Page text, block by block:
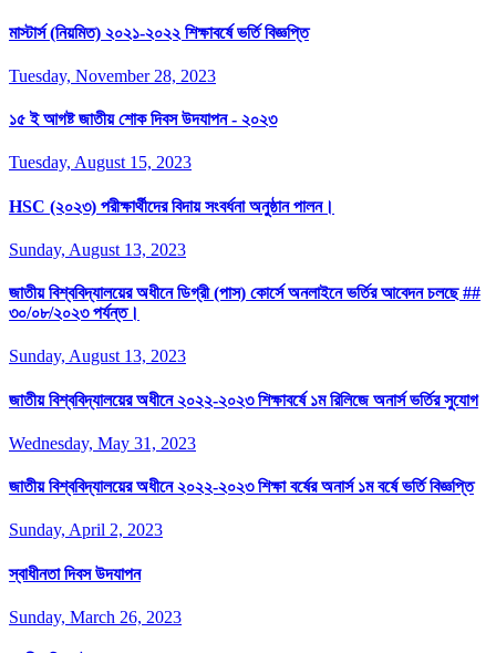
মাস্টার্স (নিয়মিত) ২০২১-২০২২ শিক্ষাবর্ষে ভর্তি বিজ্ঞপ্তি
Tuesday, November 28, 2023
১৫ ই আগষ্ট জাতীয় শোক দিবস উদযাপন - ২০২৩
Tuesday, August 15, 2023
HSC (২০২৩) পরীক্ষার্থীদের বিদায় সংবর্ধনা অনুষ্ঠান পালন।
Sunday, August 13, 2023
জাতীয় বিশ্ববিদ্যালয়ের অধীনে ডিগ্রী (পাস) কোর্সে অনলাইনে ভর্তির আবেদন চলছে ##
৩০/০৮/২০২৩ পর্যন্ত।
Sunday, August 13, 2023
জাতীয় বিশ্ববিদ্যালয়ের অধীনে ২০২২-২০২৩ শিক্ষাবর্ষে ১ম রিলিজে অনার্স ভর্তির সুযোগ
Wednesday, May 31, 2023
জাতীয় বিশ্ববিদ্যালয়ের অধীনে ২০২২-২০২৩ শিক্ষা বর্ষের অনার্স ১ম বর্ষে ভর্তি বিজ্ঞপ্তি
Sunday, April 2, 2023
স্বাধীনতা দিবস উদযাপন
Sunday, March 26, 2023